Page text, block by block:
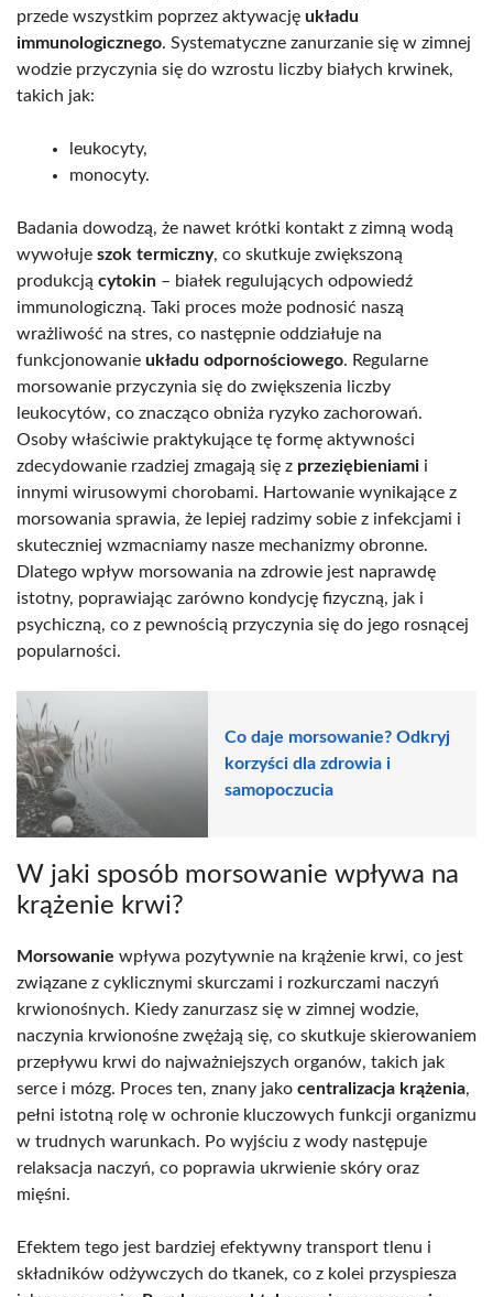
przede wszystkim poprzez aktywację układu
immunologicznego. Systematyczne zanurzanie się w zimnej
wodzie przyczynia się do wzrostu liczby białych krwinek,
takich jak:
leukocyty,
monocyty.
Badania dowodzą, że nawet krótki kontakt z zimną wodą
wywołuje szok termiczny, co skutkuje zwiększoną
produkcją cytokin – białek regulujących odpowiedź
immunologiczną. Taki proces może podnosić naszą
wrażliwość na stres, co następnie oddziałuje na
funkcjonowanie układu odpornościowego. Regularne
morsowanie przyczynia się do zwiększenia liczby
leukocytów, co znacząco obniża ryzyko zachorowań.
Osoby właściwie praktykujące tę formę aktywności
zdecydowanie rzadziej zmagają się z przeziębieniami i
innymi wirusowymi chorobami. Hartowanie wynikające z
morsowania sprawia, że lepiej radzimy sobie z infekcjami i
skuteczniej wzmacniamy nasze mechanizmy obronne.
Dlatego wpływ morsowania na zdrowie jest naprawdę
istotny, poprawiając zarówno kondycję fizyczną, jak i
psychiczną, co z pewnością przyczynia się do jego rosnącej
popularności.
Co daje morsowanie? Odkryj
korzyści dla zdrowia i
samopoczucia
W jaki sposób morsowanie wpływa na
krążenie krwi?
Morsowanie wpływa pozytywnie na krążenie krwi, co jest
związane z cyklicznymi skurczami i rozkurczami naczyń
krwionośnych. Kiedy zanurzasz się w zimnej wodzie,
naczynia krwionośne zwężają się, co skutkuje skierowaniem
przepływu krwi do najważniejszych organów, takich jak
serce i mózg. Proces ten, znany jako centralizacja krążenia,
pełni istotną rolę w ochronie kluczowych funkcji organizmu
w trudnych warunkach. Po wyjściu z wody następuje
relaksacja naczyń, co poprawia ukrwienie skóry oraz
mięśni.
Efektem tego jest bardziej efektywny transport tlenu i
składników odżywczych do tkanek, co z kolei przyspiesza